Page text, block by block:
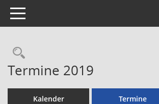
Toggle navigation
Rechercheauswahl
Termine 2019
Kalender Termine